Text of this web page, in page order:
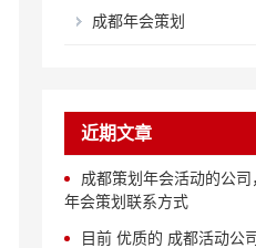
成都年会策划
近期文章
成都策划年会活动的公司
年会策划联系方式
目前 优质的 成都活动公